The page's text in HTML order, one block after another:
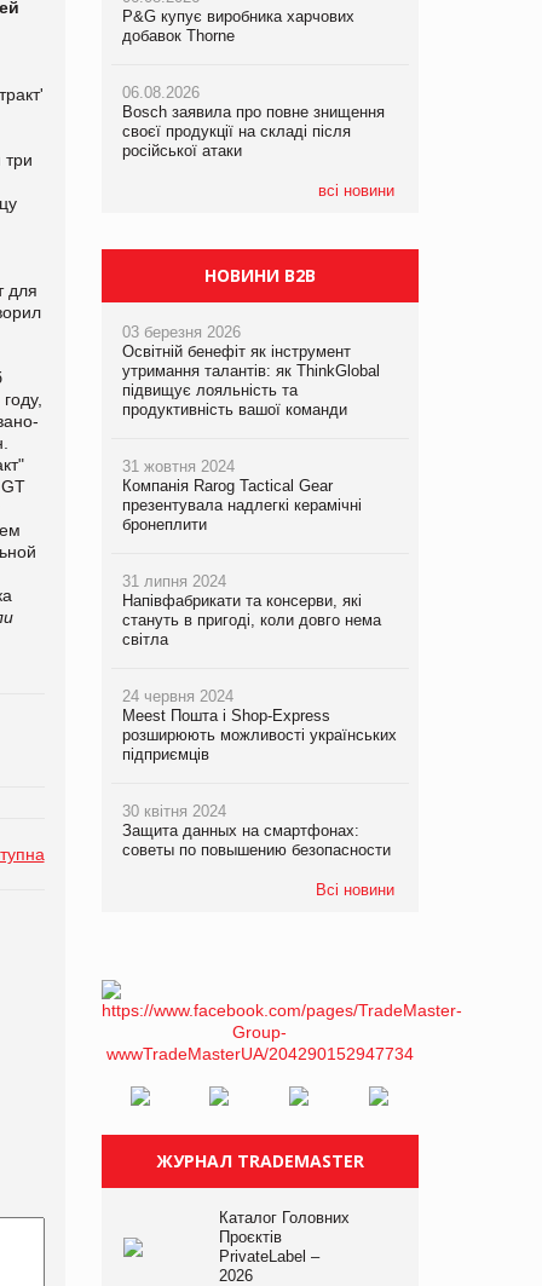
для
P&G купує виробника харчових
добавок Thorne
06.08.2026
Bosch заявила про повне знищення
своєї продукції на складі після
російської атаки
всі новини
P&G купує виробника харчових
добавок Thorne
06.08.2026
Bosch заявила про повне знищення
своєї продукції на складі після
російської атаки
P&G купує виробника харчових
добавок Thorne
06.08.2026
Bosch заявила про повне знищення
своєї продукції на складі після
російської атаки
НОВИНИ B2B
03 березня 2026
Освітній бенефіт як інструмент
утримання талантів: як ThinkGlobal
підвищує лояльність та
продуктивність вашої команди
31 жовтня 2024
Компанія Rarog Tactical Gear
презентувала надлегкі керамічні
бронеплити
31 липня 2024
Напівфабрикати та консерви, які
стануть в пригоді, коли довго нема
світла
24 червня 2024
Meest Пошта і Shop-Express
розширюють можливості українських
підприємців
30 квітня 2024
Защита данных на смартфонах:
советы по повышению безопасности
Всі новини
ЖУРНАЛ TRADEMASTER
Каталог Головних
Проєктів
PrivateLabel –
2026